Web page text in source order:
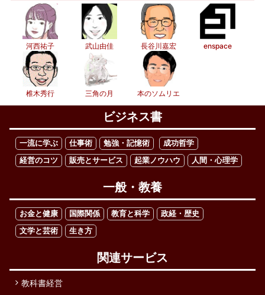
河西祐子 武山由佳 長谷川嘉宏 enspace
椎木秀行 三角の月 本のソムリエ
ビジネス書
一流に学ぶ 仕事術 勉強・記憶術
成功哲学
経営のコツ
販売とサービス 起業ノウハウ 人間・心理学
一般・教養
お金と健康 国際関係 教育と科学
政経・歴史
文学と芸術
生き方
関連サービス
教科書経営